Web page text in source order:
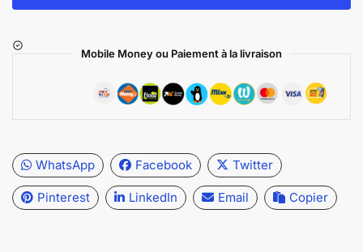
Mobile Money ou Paiement à la livraison
WhatsApp Facebook Twitter
Pinterest LinkedIn Email Copier